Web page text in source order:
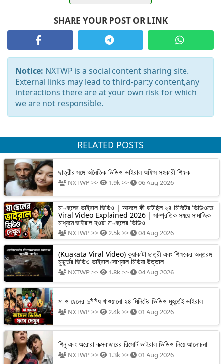
SHARE YOUR POST OR LINK
Notice: NXTWP is a social content sharing site.
External links may lead to third-party content,any
interactions there are at your own risk for which
we are not responsible.
RELATED POSTS
ছাত্রীর সঙ্গে অনৈতিক ভিডিও ভাইরাল অফিস সহকারী শিক্ষক
NXTWP >> 1.9k >> 06 Aug 2026
মা-ছেলের ভাইরাল ভিডিও | আসলে কী ঘটেছিল ২৪ মিনিটের ভিডিওতে
Viral Video Explained 2026 | সাম্প্রতিক সময়ে সামাজিক
মাধ্যমে ভাইরাল হওয়া মা-ছেলের ভিডিও
NXTWP >> 2.5k >> 04 Aug 2026
(Kuakata Viral Video) কুয়াকাটা ছাত্রী এবং শিক্ষকের অন্তরঙ্গ
মুহূর্তের ভিডিও ভাইরাল সোশ্যাল মিডিয়া উত্তাল
NXTWP >> 1.8k >> 04 Aug 2026
মা ও ছেলের দু**ধ খাওয়ানো ২৪ মিনিটের ভিডিও মুহূর্তেই ভাইরাল
NXTWP >> 2.4k >> 01 Aug 2026
শিনু এবং অরোরা কক্সবাজারের রিসোর্ট ভাইরাল ভিডিও নিয়ে আলোচনা
NXTWP >> 1.3k >> 01 Aug 2026